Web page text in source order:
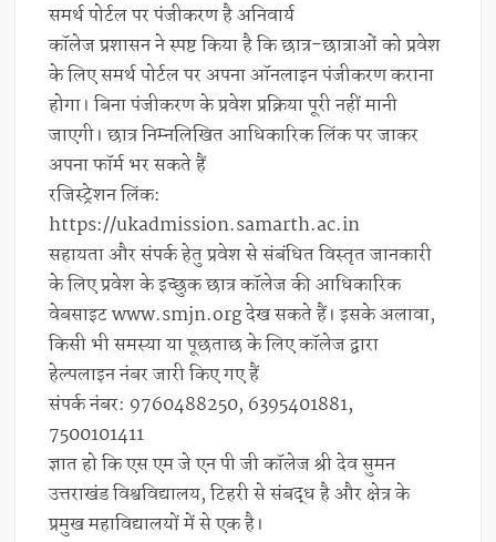
समर्थ पोर्टल पर पंजीकरण है अनिवार्य
कॉलेज प्रशासन ने स्पष्ट किया है कि छात्र-छात्राओं को प्रवेश
के लिए समर्थ पोर्टल पर अपना ऑनलाइन पंजीकरण कराना
होगा। बिना पंजीकरण के प्रवेश प्रक्रिया पूरी नहीं मानी
जाएगी। छात्र निम्नलिखित आधिकारिक लिंक पर जाकर
अपना फॉर्म भर सकते हैं
रजिस्ट्रेशन लिंक:
https://ukadmission.samarth.ac.in
सहायता और संपर्क हेतु प्रवेश से संबंधित विस्तृत जानकारी
के लिए प्रवेश के इच्छुक छात्र कॉलेज की आधिकारिक
वेबसाइट www.smjn.org देख सकते हैं। इसके अलावा,
किसी भी समस्या या पूछताछ के लिए कॉलेज द्वारा
हेल्पलाइन नंबर जारी किए गए हैं
संपर्क नंबर: 9760488250, 6395401881,
7500101411
ज्ञात हो कि एस एम जे एन पी जी कॉलेज श्री देव सुमन
उत्तराखंड विश्वविद्यालय, टिहरी से संबद्ध है और क्षेत्र के
प्रमुख महाविद्यालयों में से एक है।